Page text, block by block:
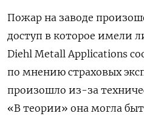
Пожар на заводе
доступ в которое имели
Diehl Metall Applications
по мнению страховых
произошло из-за
«В теории» она могла